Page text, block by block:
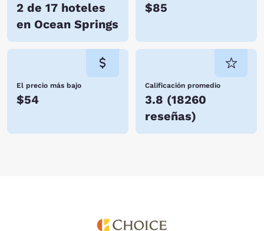
2 de 17 hoteles
en Ocean Springs
$85
El precio más bajo
$54
Calificación promedio
3.8 (18260
reseñas)